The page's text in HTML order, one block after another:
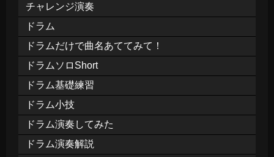
チャレンジ演奏
ドラム
ドラムだけで曲名あててみて！
ドラムソロShort
ドラム基礎練習
ドラム小技
ドラム演奏してみた
ドラム演奏解説